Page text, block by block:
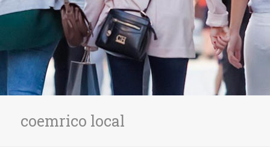
coemrico local